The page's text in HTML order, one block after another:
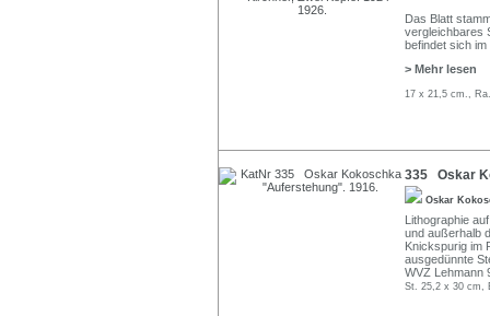
Das Blatt
vergleichbares
befindet sich
> Mehr lesen
17 x 21,5 cm.,
335 Oskar
Oskar
Lithographie
und außerhalb
Knickspurig im
ausgedünnte
WVZ Lehmann
St. 25,2 x 30 cm,